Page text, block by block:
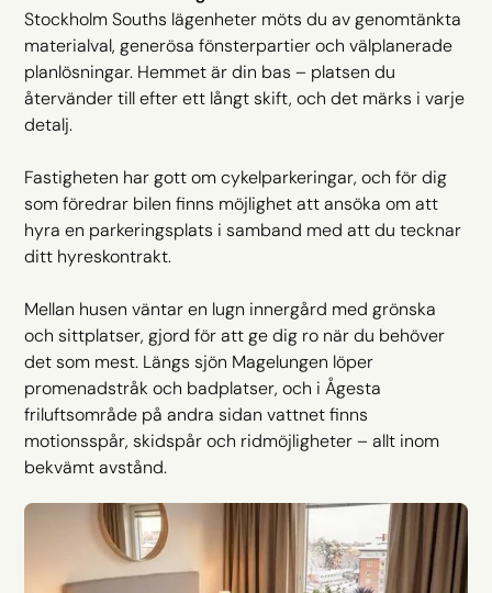
Stockholm Souths lägenheter möts du av genomtänkta
materialval, generösa fönsterpartier och välplanerade
planlösningar. Hemmet är din bas – platsen du
återvänder till efter ett långt skift, och det märks i varje
detalj.
Fastigheten har gott om cykelparkeringar, och för dig
som föredrar bilen finns möjlighet att ansöka om att
hyra en parkeringsplats i samband med att du tecknar
ditt hyreskontrakt.
Mellan husen väntar en lugn innergård med grönska
och sittplatser, gjord för att ge dig ro när du behöver
det som mest. Längs sjön Magelungen löper
promenadstråk och badplatser, och i Ågesta
friluftsområde på andra sidan vattnet finns
motionsspår, skidspår och ridmöjligheter – allt inom
bekvämt avstånd.